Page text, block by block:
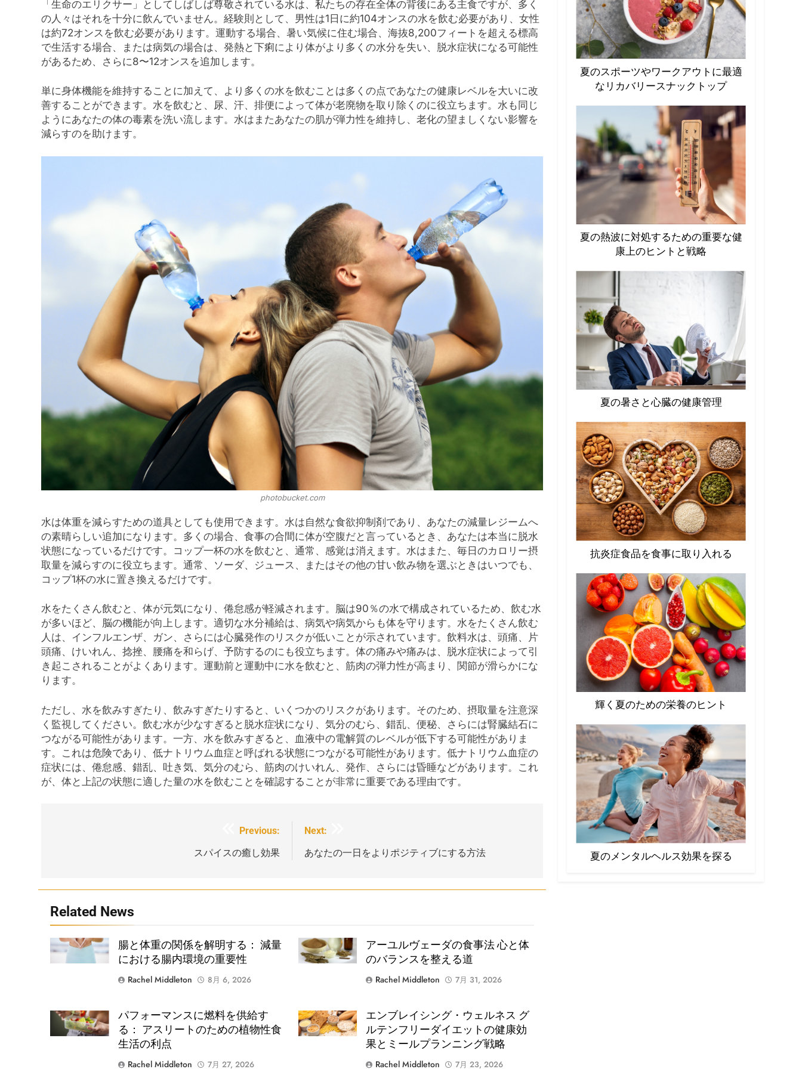
「生命のエリクサー」としてしばしば尊敬されている水は、私たちの存在全体の背後にある主食ですが、多く
の人々はそれを十分に飲んでいません。経験則として、男性は1日に約104オンスの水を飲む必要があり、女性
は約72オンスを飲む必要があります。運動する場合、暑い気候に住む場合、海抜8,200フィートを超える標高
で生活する場合、または病気の場合は、発熱と下痢により体がより多くの水分を失い、脱水症状になる可能性
があるため、さらに8〜12オンスを追加します。
単に身体機能を維持することに加えて、より多くの水を飲むことは多くの点であなたの健康レベルを大いに改
善することができます。水を飲むと、尿、汗、排便によって体が老廃物を取り除くのに役立ちます。水も同じ
ようにあなたの体の毒素を洗い流します。水はまたあなたの肌が弾力性を維持し、老化の望ましくない影響を
減らすのを助けます。
photobucket.com
水は体重を減らすための道具としても使用できます。水は自然な食欲抑制剤であり、あなたの減量レジームへ
の素晴らしい追加になります。多くの場合、食事の合間に体が空腹だと言っているとき、あなたは本当に脱水
状態になっているだけです。コップ一杯の水を飲むと、通常、感覚は消えます。水はまた、毎日のカロリー摂
取量を減らすのに役立ちます。通常、ソーダ、ジュース、またはその他の甘い飲み物を選ぶときはいつでも、
コップ1杯の水に置き換えるだけです。
水をたくさん飲むと、体が元気になり、倦怠感が軽減されます。脳は90％の水で構成されているため、飲む水
が多いほど、脳の機能が向上します。適切な水分補給は、病気や病気からも体を守ります。水をたくさん飲む
人は、インフルエンザ、ガン、さらには心臓発作のリスクが低いことが示されています。飲料水は、頭痛、片
頭痛、けいれん、捻挫、腰痛を和らげ、予防するのにも役立ちます。体の痛みや痛みは、脱水症状によって引
き起こされることがよくあります。運動前と運動中に水を飲むと、筋肉の弾力性が高まり、関節が滑らかにな
ります。
ただし、水を飲みすぎたり、飲みすぎたりすると、いくつかのリスクがあります。そのため、摂取量を注意深
く監視してください。飲む水が少なすぎると脱水症状になり、気分のむら、錯乱、便秘、さらには腎臓結石に
つながる可能性があります。一方、水を飲みすぎると、血液中の電解質のレベルが低下する可能性がありま
す。これは危険であり、低ナトリウム血症と呼ばれる状態につながる可能性があります。低ナトリウム血症の
症状には、倦怠感、錯乱、吐き気、気分のむら、筋肉のけいれん、発作、さらには昏睡などがあります。これ
が、体と上記の状態に適した量の水を飲むことを確認することが非常に重要である理由です。
ゲ
ー
シ
Previous:
スパイスの癒し効果
Next:
あなたの一日をよりポジティブにする方法
Related News
Shutterstock
腸と体重の関係を解明する： 減量
における腸内環境の重要性
Rachel Middleton
8月 6, 2026
Shutterstock
アーユルヴェーダの食事法 心と体
のバランスを整える道
Rachel Middleton
7月 31, 2026
Shutterstock
パフォーマンスに燃料を供給す
る： アスリートのための植物性食
生活の利点
Rachel Middleton
7月 27, 2026
Shutterstock
エンブレイシング・ウェルネス グ
ルテンフリーダイエットの健康効
果とミールプランニング戦略
Rachel Middleton
7月 23, 2026
夏のスポーツやワークアウトに最適
なリカバリースナックトップ
夏の熱波に対処するための重要な健
康上のヒントと戦略
夏の暑さと心臓の健康管理
抗炎症食品を食事に取り入れる
輝く夏のための栄養のヒント
夏のメンタルヘルス効果を探る